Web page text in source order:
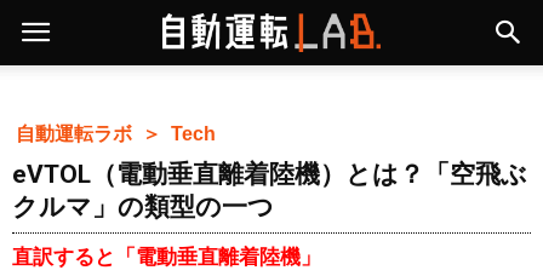
自動運転ラボ ＞ Tech
eVTOL（電動垂直離着陸機）とは？「空飛ぶ
クルマ」の類型の一つ
直訳すると「電動垂直離着陸機」